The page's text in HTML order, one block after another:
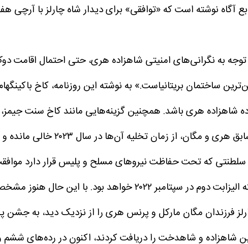
آگاه نوشته است که «توافقی» برای دیدار شاه چارلز با آرچی
توجه به نگرانی‌های امنیتی شاهزاده هری، حتی احتمال
ساختمان بریتانیاست.» به نوشته این روزنامه، کاخ
شاهزاده هری باشد. همچنین گزینه‌هایی مانند کاخ سنت جیمز،
آن‌ها در سال ۲۰۲۳ خالی مانده و در محدوده امنیتی قلعه ویندزور قرار دارد.
سلطنتی که تحت حفاظت نیروهای مسلح و پلیس قرار دارد
از زمان مراسم خاکسپاری ملکه الیزابت دوم در
مگان مارکل و پرنس هری را از نزدیک دید، به جشن پلاتینیوم